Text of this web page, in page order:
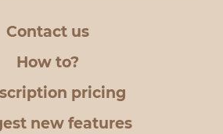
Contact us
How to?
pricing
new features